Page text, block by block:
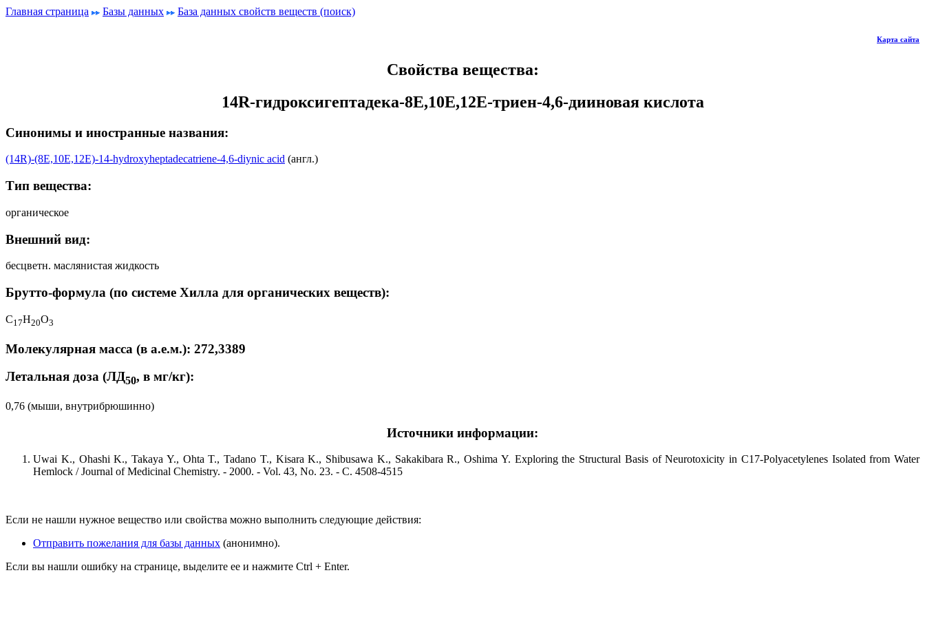
Главная страница Базы данных База данных свойств веществ (поиск)
Карта сайта
Свойства вещества:
14R-гидроксигептадека-8E,10E,12E-триен-4,6-дииновая кислота
Синонимы и иностранные названия:
(14R)-(8E,10E,12E)-14-hydroxyheptadecatriene-4,6-diynic acid (англ.)
Тип вещества:
органическое
Внешний вид:
бесцветн. маслянистая жидкость
Брутто-формула (по системе Хилла для органических веществ):
C1 7H20O3
Молекулярная масса (в а.е.м.): 272,3389
Летальная доза (ЛД50, в мг/кг):
0,76 (мыши, внутрибрюшинно)
Источники информации:
Uwai K., Ohashi K., Takaya Y., Ohta T., Tadano T., Kisara K., Shibusawa K., Sakakibara R., Oshima Y. Exploring the Structural Basis of Neurotoxicity in C17-Polyacetylenes Isolated from Water
Hemlock / Journal of Medicinal Chemistry. - 2000. - Vol. 43, No. 23. - С. 4508-4515
Если не нашли нужное вещество или свойства можно выполнить следующие действия:
Отправить пожелания для базы данных (анонимно).
Если вы нашли ошибку на странице, выделите ее и нажмите Ctrl + Enter.